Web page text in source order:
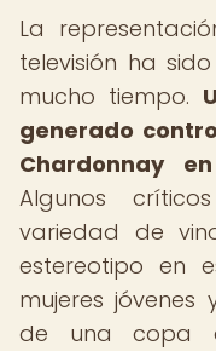
La
televisión ha
mucho tiempo.
generado
Chardonnay
Algunos
variedad de
estereotipo en
mujeres
de una copa